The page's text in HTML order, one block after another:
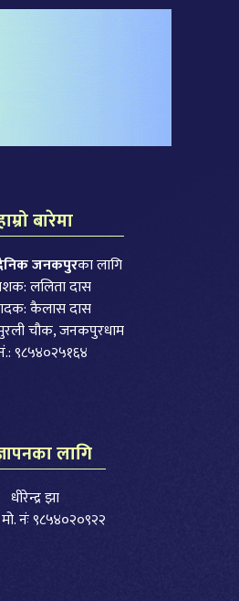
बारेमा
जनकपुरका लागि
ललिता दास
कैलास दास
मुरली चौक, जनकपुरधाम
९८५४०२५१६४
लागि
धीरेन्द्र झा
नंः ९८५४०२०९२२